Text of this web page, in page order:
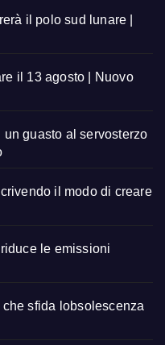
il polo sud lunare |
il 13 agosto | Nuovo
guasto al servosterzo
il modo di creare
le emissioni
sfida lobsolescenza